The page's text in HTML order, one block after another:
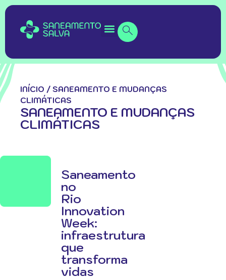
INÍCIO / SANEAMENTO E MUDANÇAS
CLIMÁTICAS
SANEAMENTO E MUDANÇAS
CLIMÁTICAS
Saneamento
no
Rio
Innovation
Week:
infraestrutura
que
transforma
vidas